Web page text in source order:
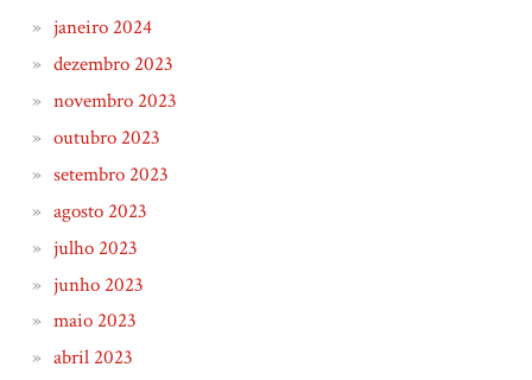
janeiro 2024
dezembro 2023
novembro 2023
outubro 2023
setembro 2023
agosto 2023
julho 2023
junho 2023
maio 2023
abril 2023